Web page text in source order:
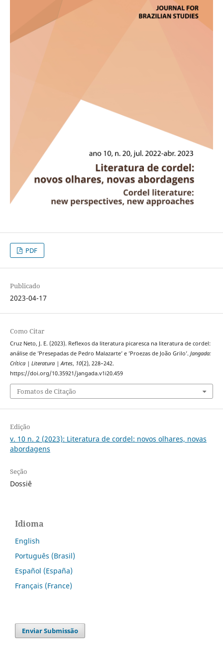
PDF
Publicado
2023-04-17
Como Citar
Cruz Neto, J. E. (2023). Reflexos da literatura picaresca na literatura de cordel:
análise de ’Presepadas de Pedro Malazarte’ e ’Proezas de João Grilo’. Jangada:
Crítica | Literatura | Artes, 10(2), 228–242.
https://doi.org/10.35921/jangada.v1i20.459
Fomatos de Citação
Edição
v. 10 n. 2 (2023): Literatura de cordel: novos olhares, novas
abordagens
Seção
Dossiê
Idioma
English
Português (Brasil)
Español (España)
Français (France)
Enviar Submissão